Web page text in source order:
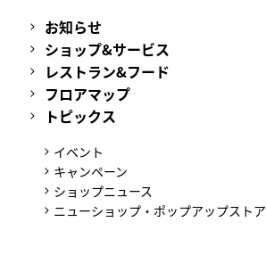
お知らせ
ショップ&サービス
レストラン&フード
フロアマップ
トピックス
イベント
キャンペーン
ショップニュース
ニューショップ・ポップアップストア